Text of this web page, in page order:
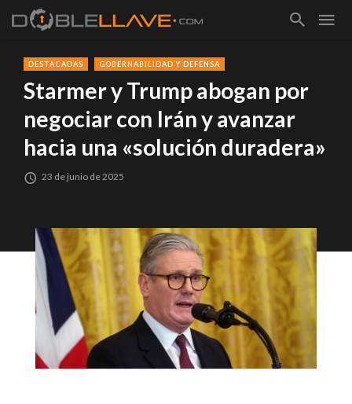
DESTACADAS GOBERNABILIDAD Y DEFENSA
Starmer y Trump abogan por
negociar con Irán y avanzar
hacia una «solución duradera»
23 de junio de 2025